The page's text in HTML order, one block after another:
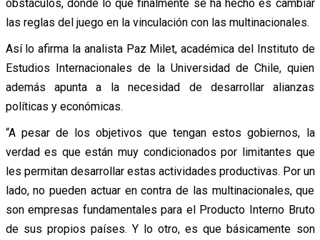
obstáculos, donde lo que finalmente se ha hecho es cambiar
las reglas del juego en la vinculación con las multinacionales.
Así lo afirma la analista Paz Milet, académica del Instituto de
Estudios Internacionales de la Universidad de Chile, quien
además apunta a la necesidad de desarrollar alianzas
políticas y económicas.
“A pesar de los objetivos que tengan estos gobiernos, la
verdad es que están muy condicionados por limitantes que
les permitan desarrollar estas actividades productivas. Por un
lado, no pueden actuar en contra de las multinacionales, que
son empresas fundamentales para el Producto Interno Bruto
de sus propios países. Y lo otro, es que básicamente son